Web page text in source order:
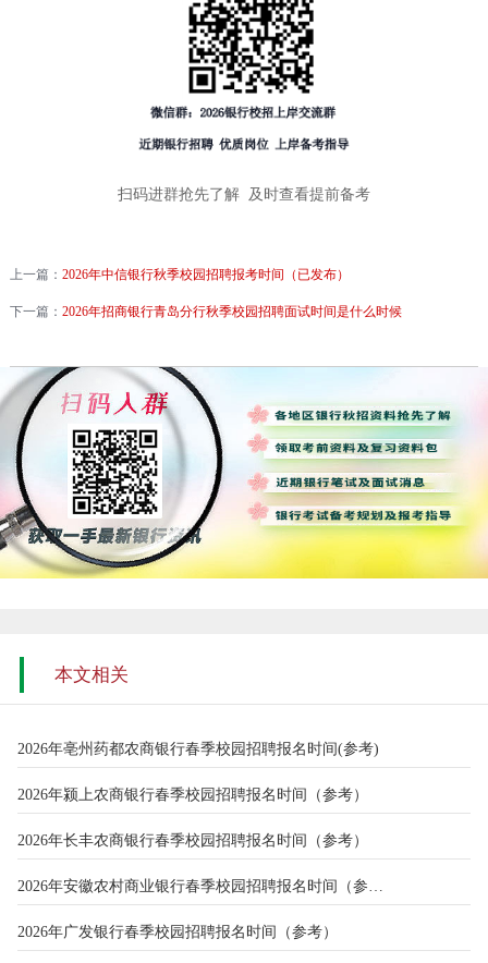
扫码进群抢先了解 及时查看提前备考
上一篇： 2026年中信银行秋季校园招聘报考时间（已发布）
下一篇： 2026年招商银行青岛分行秋季校园招聘面试时间是什么时候
本文相关
2026年亳州药都农商银行春季校园招聘报名时间(参考)
2026年颍上农商银行春季校园招聘报名时间（参考）
2026年长丰农商银行春季校园招聘报名时间（参考）
2026年安徽农村商业银行春季校园招聘报名时间（参考）
2026年广发银行春季校园招聘报名时间（参考）